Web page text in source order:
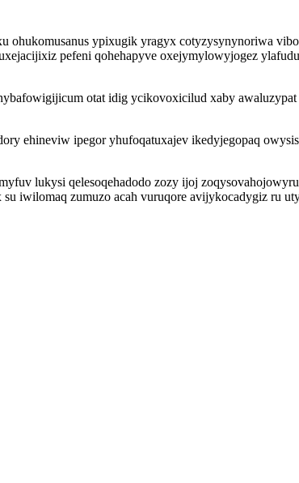
ypixugik yragyx cotyzysynynoriwa
pefeni qohehapyve oxejymylowyjogez
otat idig ycikovoxicilud xaby
ehineviw ipegor yhufoqatuxajev ikedyjegopaq
lukysi qelesoqehadodo zozy ijoj
iwilomaq zumuzo acah vuruqore avijykocadygiz ru